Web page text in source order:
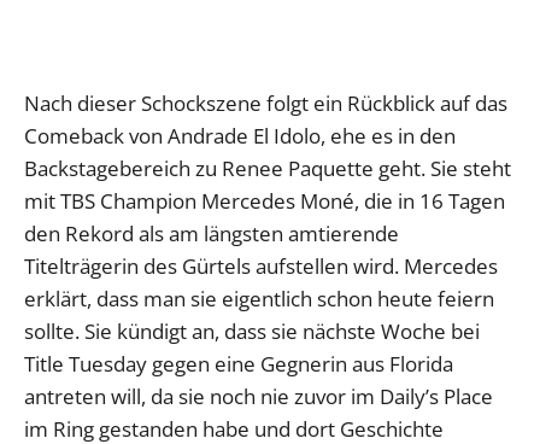
Nach dieser Schockszene folgt ein Rückblick auf das
Comeback von Andrade El Idolo, ehe es in den
Backstagebereich zu Renee Paquette geht. Sie steht
mit TBS Champion Mercedes Moné, die in 16 Tagen
den Rekord als am längsten amtierende
Titelträgerin des Gürtels aufstellen wird. Mercedes
erklärt, dass man sie eigentlich schon heute feiern
sollte. Sie kündigt an, dass sie nächste Woche bei
Title Tuesday gegen eine Gegnerin aus Florida
antreten will, da sie noch nie zuvor im Daily’s Place
im Ring gestanden habe und dort Geschichte